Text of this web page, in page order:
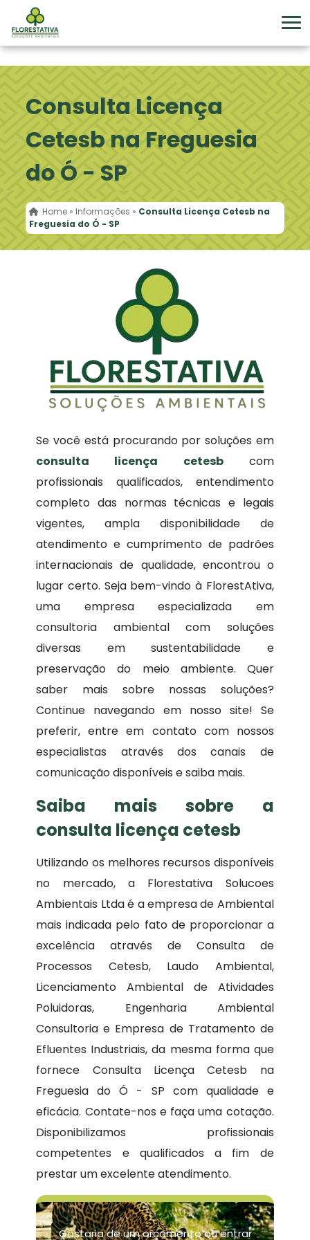
Consulta Licença
Cetesb na Freguesia
do Ó - SP
Home » Informações » Consulta Licença Cetesb na
Freguesia do Ó - SP
Se você está procurando por soluções em
consulta licença cetesbcom
profissionais qualificados, entendimento
completo das normas técnicas e legais
vigentes, ampla disponibilidade de
atendimento e cumprimento de padrões
internacionais de qualidade, encontrou o
lugar certo. Seja bem-vindo à FlorestAtiva,
uma empresa especializada em
consultoria ambiental com soluções
diversas em sustentabilidade e
preservação do meio ambiente. Quer
saber mais sobre nossas soluções?
Continue navegando em nosso site! Se
preferir, entre em contato com nossos
especialistas através dos canais de
comunicação disponíveis e saiba mais.
Saiba mais sobre a
consulta licença cetesb
Utilizando os melhores recursos disponíveis
no mercado, a Florestativa Solucoes
Ambientais Ltda é a empresa de Ambiental
mais indicada pelo fato de proporcionar a
excelência através de Consulta de
Processos Cetesb, Laudo Ambiental,
Licenciamento Ambiental de Atividades
Poluidoras, Engenharia Ambiental
Consultoria e Empresa de Tratamento de
Efluentes Industriais, da mesma forma que
fornece Consulta Licença Cetesb na
Freguesia do Ó - SP com qualidade e
eficácia. Contate-nos e faça uma cotação.
Disponibilizamos profissionais
competentes e qualificados a fim de
prestar um excelente atendimento.
Gostaria de um orçamento ou entrar